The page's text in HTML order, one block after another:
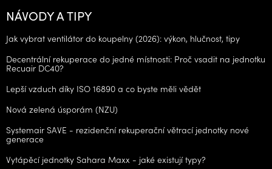
NÁVODY A TIPY
Jak vybrat ventilátor do koupelny (2026): výkon, hlučnost, tipy
Decentrální rekuperace do jedné místnosti: Proč vsadit na jednotku
Recuair DC40?
Lepší vzduch díky ISO 16890 a co byste měli vědět
Nová zelená úsporám (NZU)
Systemair SAVE - rezidenční rekuperační větrací jednotky nové
generace
Vytápěcí jednotky Sahara Maxx - jaké existují typy?